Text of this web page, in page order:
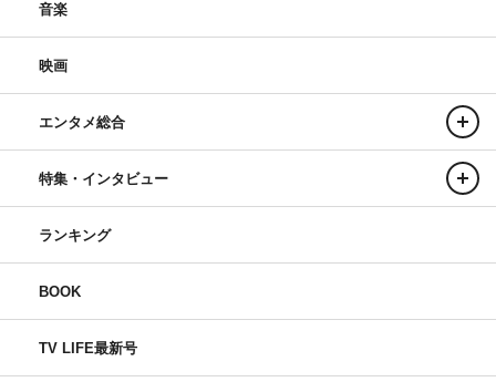
音楽
映画
エンタメ総合
特集・インタビュー
ランキング
BOOK
TV LIFE最新号